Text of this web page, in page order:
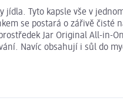
Tyto kapsle vše v
se postará o zářivě čisté
Jar Original All-in-
Navíc obsahují i sůl do